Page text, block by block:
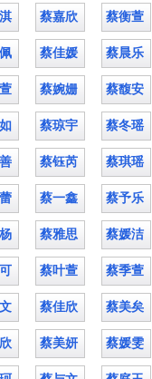
蔡嘉欣 蔡衡萱
蔡佳媛 蔡晨乐
蔡婉姗 蔡馥安
蔡琼宇 蔡冬瑶
蔡钰芮 蔡琪瑶
蔡一鑫 蔡予乐
蔡雅思 蔡媛洁
蔡叶萱 蔡季萱
蔡佳欣 蔡美矣
蔡美妍 蔡媛雯